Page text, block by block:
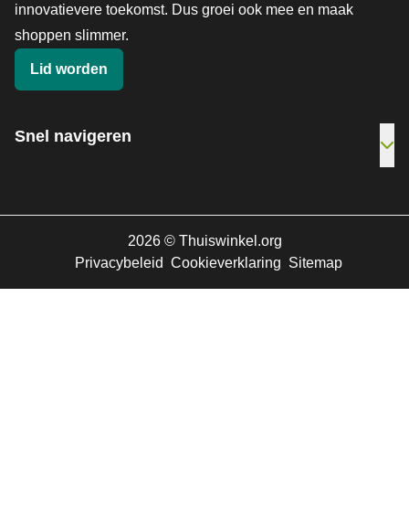
innovatievere toekomst. Dus groei ook mee en maak
shoppen slimmer.
Lid worden
Snel navigeren
2026 ©Thuiswinkel.org
Privacybeleid Cookieverklaring Sitemap